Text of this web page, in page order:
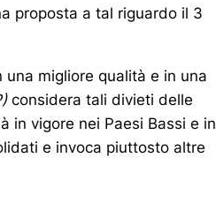
proposta a tal riguardo il 3
migliore qualità e in una
considera tali divieti delle
in vigore nei Paesi Bassi e in
e invoca piuttosto altre